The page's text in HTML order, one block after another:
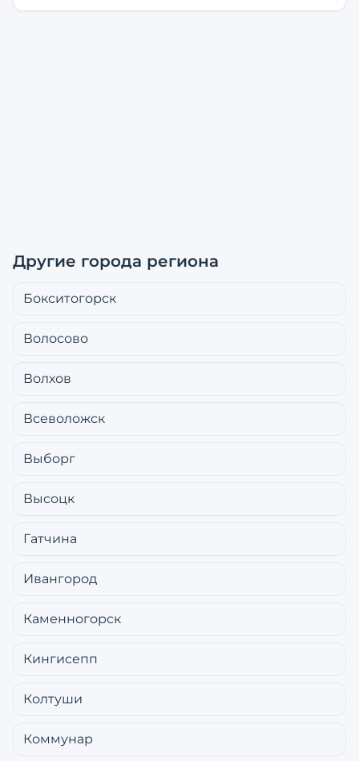
Другие города региона
Бокситогорск
Волосово
Волхов
Всеволожск
Выборг
Высоцк
Гатчина
Ивангород
Каменногорск
Кингисепп
Колтуши
Коммунар